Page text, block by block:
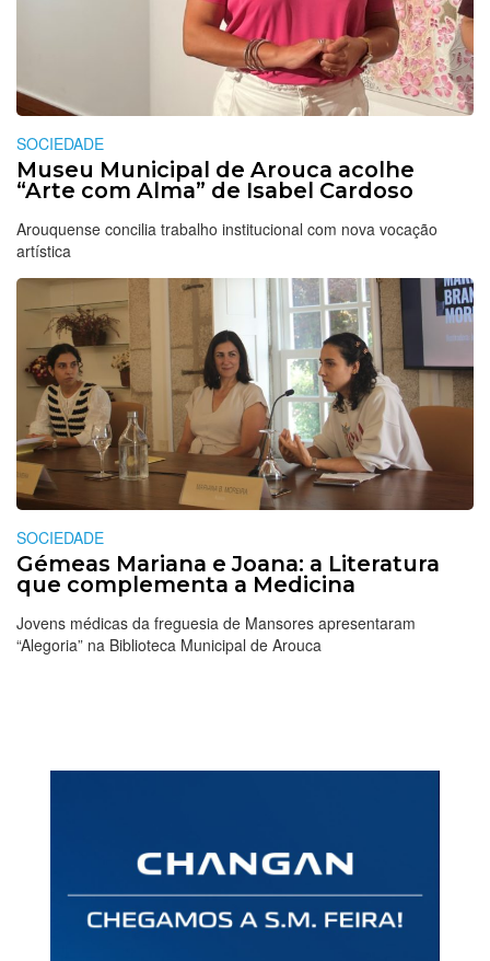
SOCIEDADE
Museu Municipal de Arouca acolhe
“Arte com Alma” de Isabel Cardoso
Arouquense concilia trabalho institucional com nova vocação
artística
SOCIEDADE
Gémeas Mariana e Joana: a Literatura
que complementa a Medicina
Jovens médicas da freguesia de Mansores apresentaram
“Alegoria” na Biblioteca Municipal de Arouca